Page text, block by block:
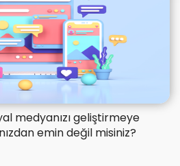
medyanızı geliştirmeye
emin değil misiniz?